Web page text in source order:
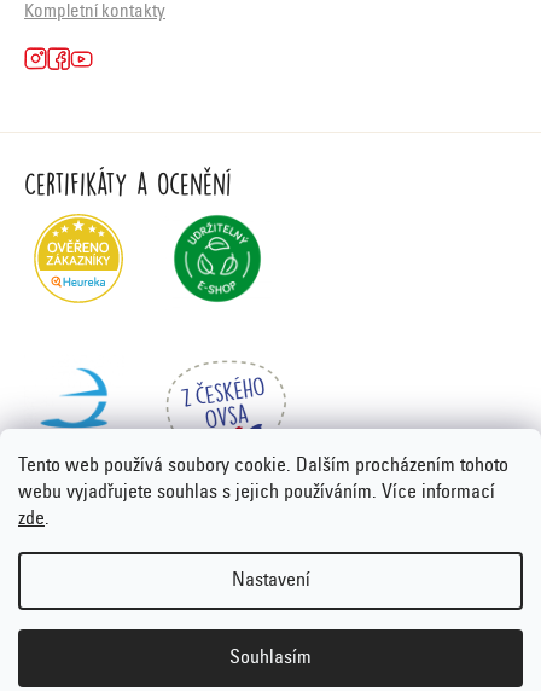
Tento web používá soubory cookie. Dalším procházením tohoto
webu vyjadřujete souhlas s jejich používáním. Více informací
zde.
Nastavení
Souhlasím
Kompletní kontakty
Certifikáty a ocenění
Vytvořil Shoptet Premium
nastavení cookies